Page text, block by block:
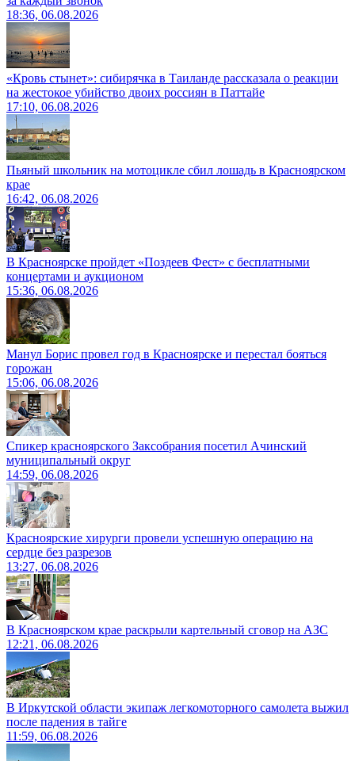
18:36, 06.08.2026
«Кровь стынет»: сибирячка в Таиланде рассказала о реакции
на жестокое убийство двоих россиян в Паттайе
17:10, 06.08.2026
Пьяный школьник на мотоцикле сбил лошадь в Красноярском
крае
16:42, 06.08.2026
В Красноярске пройдет «Поздеев Фест» с бесплатными
концертами и аукционом
15:36, 06.08.2026
Манул Борис провел год в Красноярске и перестал бояться
горожан
15:06, 06.08.2026
Спикер красноярского Заксобрания посетил Ачинский
муниципальный округ
14:59, 06.08.2026
Красноярские хирурги провели успешную операцию на
сердце без разрезов
13:27, 06.08.2026
В Красноярском крае раскрыли картельный сговор на АЗС
12:21, 06.08.2026
В Иркутской области экипаж легкомоторного самолета выжил
после падения в тайге
11:59, 06.08.2026